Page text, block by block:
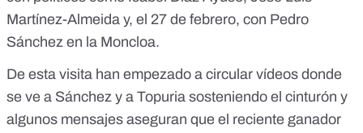
Martínez-Almeida y, el 27 de febrero, con Pedro
Sánchez en la Moncloa.
De esta visita han empezado a circular vídeos donde
se ve a Sánchez y a Topuria sosteniendo el cinturón y
algunos mensajes aseguran que el reciente ganador